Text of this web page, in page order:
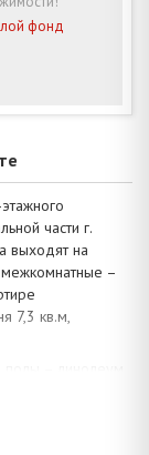
фонд
части г.
выходят на
–
7,3 кв.м,
плитой